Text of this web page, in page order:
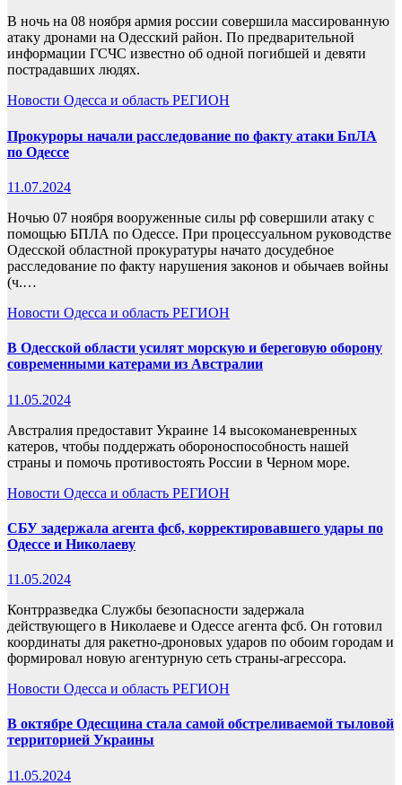
В ночь на 08 ноября армия россии совершила массированную
атаку дронами на Одесский район. По предварительной
информации ГСЧС известно об одной погибшей и девяти
пострадавших людях.
Новости Одесса и область РЕГИОН
Прокуроры начали расследование по факту атаки БпЛА
по Одессе
11.07.2024
Ночью 07 ноября вооруженные силы рф совершили атаку с
помощью БПЛА по Одессе. При процессуальном руководстве
Одесской областной прокуратуры начато досудебное
расследование по факту нарушения законов и обычаев войны
(ч.…
Новости Одесса и область РЕГИОН
В Одесской области усилят морскую и береговую оборону
современными катерами из Австралии
11.05.2024
Австралия предоставит Украине 14 высокоманевренных
катеров, чтобы поддержать обороноспособность нашей
страны и помочь противостоять России в Черном море.
Новости Одесса и область РЕГИОН
СБУ задержала агента фсб, корректировавшего удары по
Одессе и Николаеву
11.05.2024
Контрразведка Службы безопасности задержала
действующего в Николаеве и Одессе агента фсб. Он готовил
координаты для ракетно-дроновых ударов по обоим городам и
формировал новую агентурную сеть страны-агрессора.
Новости Одесса и область РЕГИОН
В октябре Одесщина стала самой обстреливаемой тыловой
территорией Украины
11.05.2024